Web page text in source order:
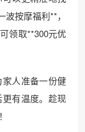
按摩福利**，
领取**300元优
人准备一份健
有温度。趁现